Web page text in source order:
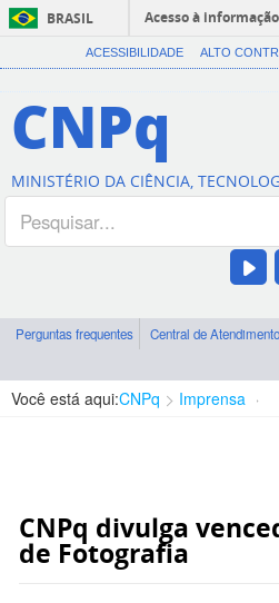
BRASIL
Acesso à informação
ACESSIBILIDADE ALTO
CNPq
MINISTÉRIO DA CIÊNCIA,
Perguntas frequentes Central de Atendimento
Você está aqui:CNPq Imprensa
CNPq divulga
de Fotografia